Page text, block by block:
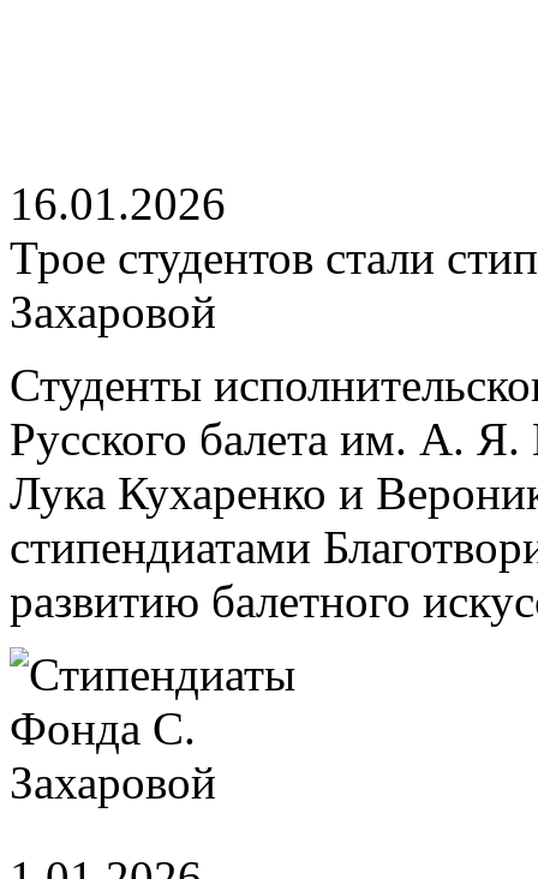
16.01.2026
Трое студентов стали
Захаровой
Студенты
Русского балета им. А.
Лука Кухаренко и
стипендиатами
развитию балетного